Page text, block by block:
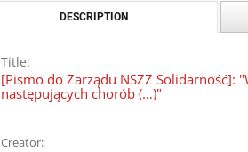
DESCRIPTION
Title:
[Pismo do Zarządu NSZZ Solidarność]:
następujących chorób (…)"
Creator: